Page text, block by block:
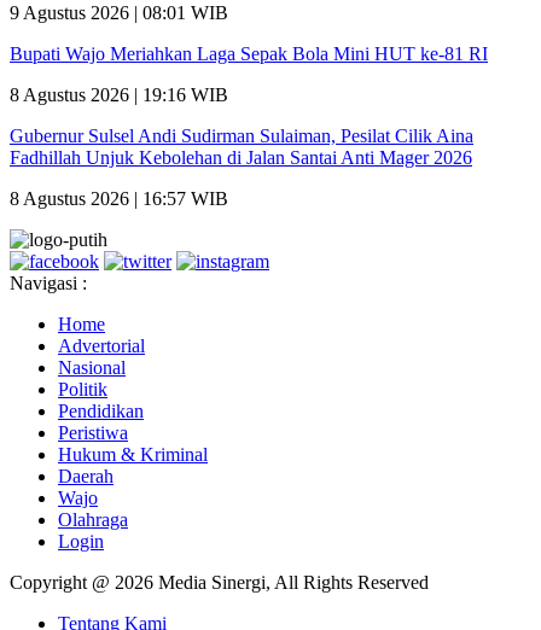
9 Agustus 2026 | 08:01 WIB
Bupati Wajo Meriahkan Laga Sepak Bola Mini HUT ke-81 RI
8 Agustus 2026 | 19:16 WIB
Gubernur Sulsel Andi Sudirman Sulaiman, Pesilat Cilik Aina
Fadhillah Unjuk Kebolehan di Jalan Santai Anti Mager 2026
8 Agustus 2026 | 16:57 WIB
Navigasi :
Home
Advertorial
Nasional
Politik
Pendidikan
Peristiwa
Hukum & Kriminal
Daerah
Wajo
Olahraga
Login
Copyright @ 2026 Media Sinergi, All Rights Reserved
Tentang Kami